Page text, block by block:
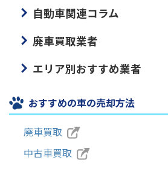
自動車関連コラム
廃車買取業者
エリア別おすすめ業者
おすすめの車の売却方法
廃車買取
中古車買取